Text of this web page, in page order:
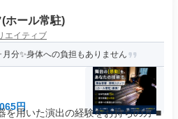
ホール常駐)
エイティブ
分✨身体への負担もありません
円
を⽤いた演出の経験をお持ちの⽅ ■